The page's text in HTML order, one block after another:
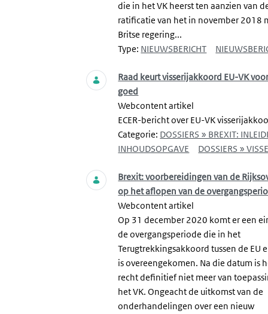
die in het VK heerst ten aanzien van
ratificatie van het in november 2018
Britse regering...
Type: NIEUWSBERICHT
Raad keurt visserijakkoord EU-VK
goed
Webcontent artikel
ECER-bericht over EU-VK
Categorie: DOSSIERS » BREXIT:
INHOUDSOPGAVE
DOSSIERS »
Brexit: voorbereidingen van de
op het aflopen van de
Webcontent artikel
Op 31 december 2020 komt er een
de overgangsperiode die in het
Terugtrekkingsakkoord tussen de EU
is overeengekomen. Na die datum is
recht definitief niet meer van
het VK. Ongeacht de uitkomst van de
onderhandelingen over een nieuw